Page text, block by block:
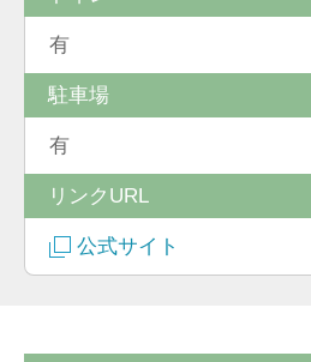
有
駐車場
有
リンクURL
公式サイト